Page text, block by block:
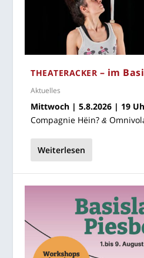
THEA­TER­ACKER – im
Aktuelles
Mitt­woch | 5.8.2026 | 19
Com­pa­gnie Hëin?&
Weiterlesen